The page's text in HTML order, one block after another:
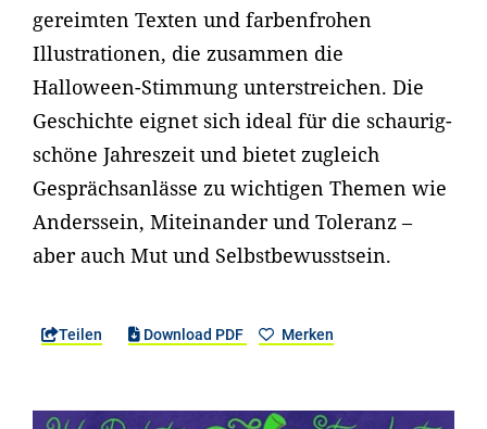
gereimten Texten und farbenfrohen
Illustrationen, die zusammen die
Halloween-Stimmung unterstreichen. Die
Geschichte eignet sich ideal für die schaurig-
schöne Jahreszeit und bietet zugleich
Gesprächsanlässe zu wichtigen Themen wie
Anderssein, Miteinander und Toleranz –
aber auch Mut und Selbstbewusstsein.
Teilen Download PDF Merken